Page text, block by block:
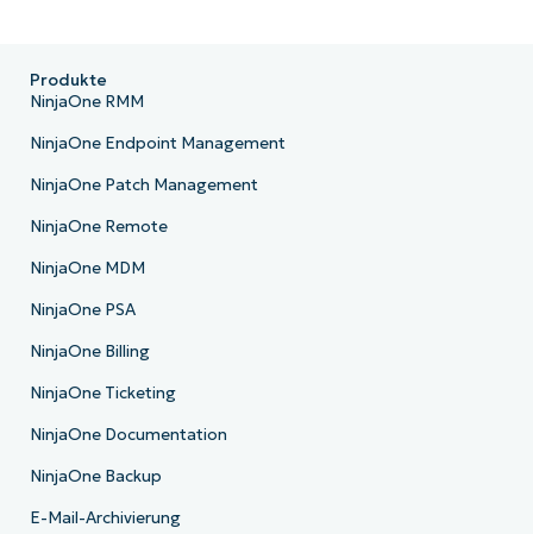
Produkte
NinjaOne RMM
NinjaOne Endpoint Management
NinjaOne Patch Management
NinjaOne Remote
NinjaOne MDM
NinjaOne PSA
NinjaOne Billing
NinjaOne Ticketing
NinjaOne Documentation
NinjaOne Backup
E-Mail-Archivierung